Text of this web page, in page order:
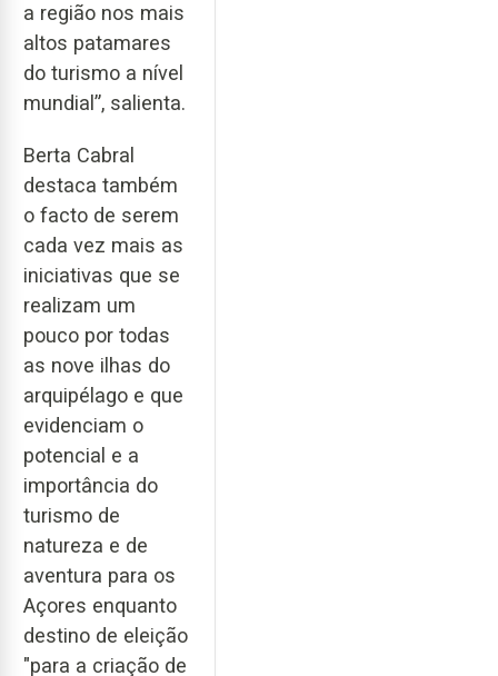
a região nos mais
altos patamares
do turismo a nível
mundial”, salienta.
Berta Cabral
destaca também
o facto de serem
cada vez mais as
iniciativas que se
realizam um
pouco por todas
as nove ilhas do
arquipélago e que
evidenciam o
potencial e a
importância do
turismo de
natureza e de
aventura para os
Açores enquanto
destino de eleição
"para a criação de